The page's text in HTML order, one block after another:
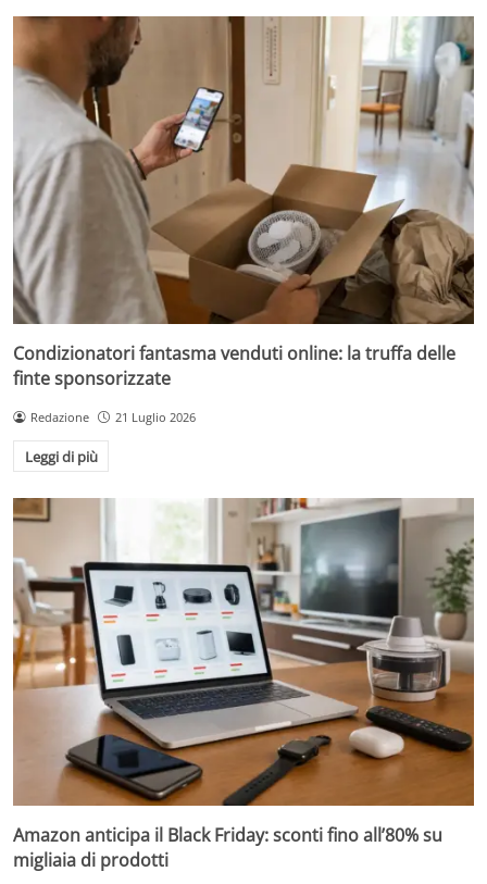
Condizionatori fantasma venduti online: la truffa delle
finte sponsorizzate
Redazione 21 Luglio 2026
Leggi di più
Amazon anticipa il Black Friday: sconti fino all’80% su
migliaia di prodotti